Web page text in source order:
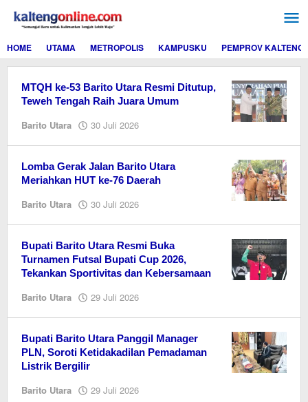
konten
HOME
UTAMA METROPOLIS KAMPUSKU PEMPROV KALTENG
MTQH ke-53 Barito Utara Resmi Ditutup,
Teweh Tengah Raih Juara Umum
Barito Utara 30 Juli 2026
Lomba Gerak Jalan Barito Utara
Meriahkan HUT ke-76 Daerah
Barito Utara 30 Juli 2026
Bupati Barito Utara Resmi Buka
Turnamen Futsal Bupati Cup 2026,
Tekankan Sportivitas dan Kebersamaan
Barito Utara 29 Juli 2026
Bupati Barito Utara Panggil Manager
PLN, Soroti Ketidakadilan Pemadaman
Listrik Bergilir
Barito Utara 29 Juli 2026